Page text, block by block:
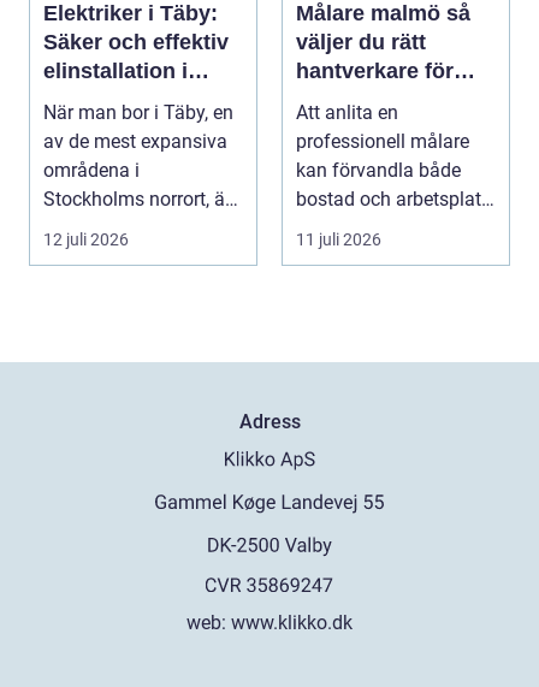
Elektriker i Täby:
Säker och effektiv
elinstallation i
norrort
När man bor i Täby, en
av de mest expansiva
områdena i
Stockholms norrort, är
b...
12 juli 2026
Målare malmö så
väljer du rätt
hantverkare för
hem och företag
Att anlita en
professionell målare
kan förvandla både
bostad och arbetsplats
på kort tid. Färger, yt...
11 juli 2026
Adress
web: www.klikko.dk